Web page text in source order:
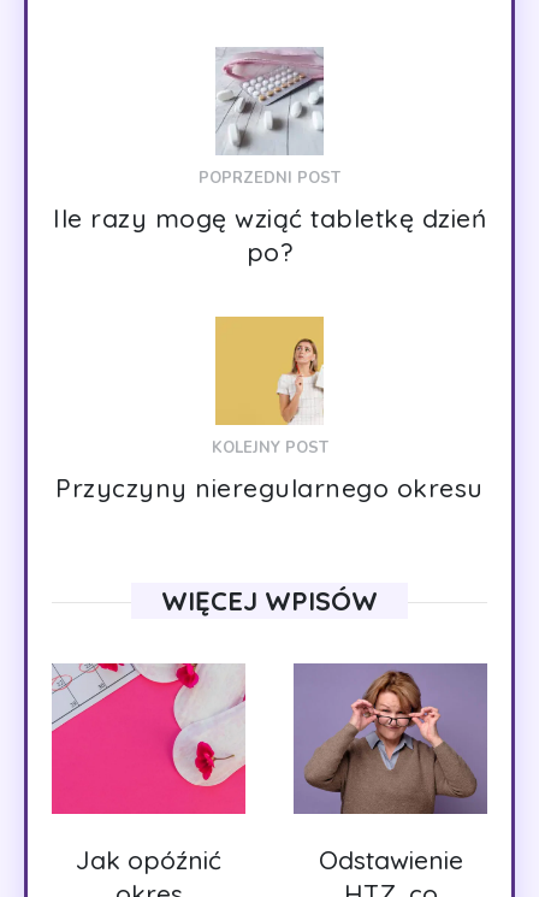
POPRZEDNI POST
Ile razy mogę wziąć tabletkę dzień
po?
KOLEJNY POST
Przyczyny nieregularnego okresu
WIĘCEJ WPISÓW
Jak opóźnić
Odstawienie